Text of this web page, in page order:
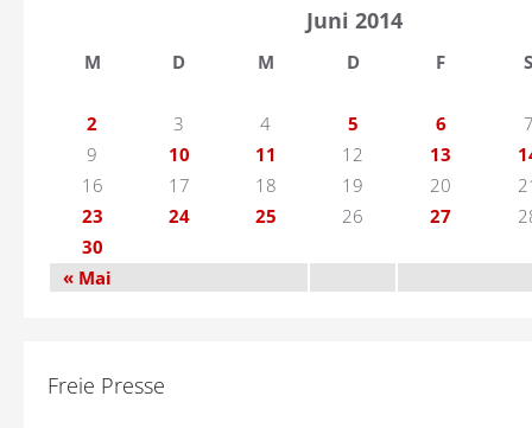
Juni 2014
M D M D F S
2 3 4 5 6
9
10 11 12 13
16
17 18 19 20
23
24 25 26 27
30
« Mai
Freie Presse